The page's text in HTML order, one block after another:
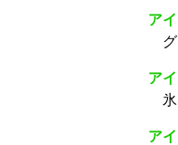
ア
ア
ア